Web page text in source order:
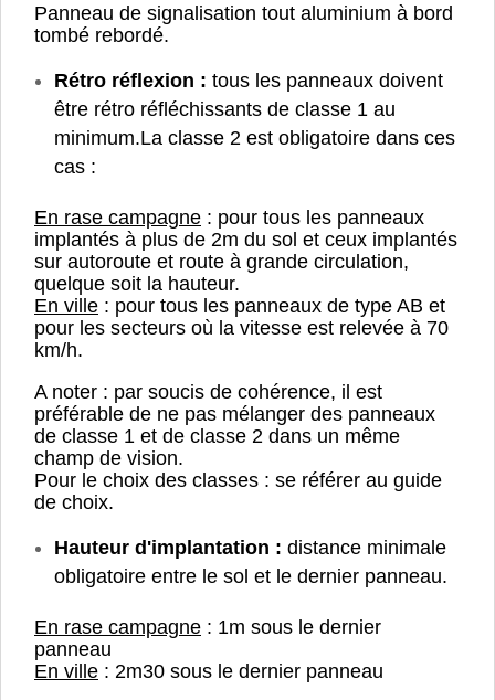
Panneau de signalisation tout aluminium à bord
tombé rebordé.
Rétro réflexion : tous les panneaux doivent
être rétro réfléchissants de classe 1 au
minimum.La classe 2 est obligatoire dans ces
cas :
En rase campagne : pour tous les panneaux
implantés à plus de 2m du sol et ceux implantés
sur autoroute et route à grande circulation,
quelque soit la hauteur.
En ville : pour tous les panneaux de type AB et
pour les secteurs où la vitesse est relevée à 70
km/h.
A noter : par soucis de cohérence, il est
préférable de ne pas mélanger des panneaux
de classe 1 et de classe 2 dans un même
champ de vision.
Pour le choix des classes : se référer au guide
de choix.
Hauteur d'implantation : distance minimale
obligatoire entre le sol et le dernier panneau.
En rase campagne : 1m sous le dernier
panneau
En ville : 2m30 sous le dernier panneau